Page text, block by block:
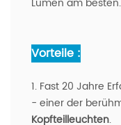
Vorteile :
1. Fast 20 Jahre
- einer der
Kopfteilleuchten.